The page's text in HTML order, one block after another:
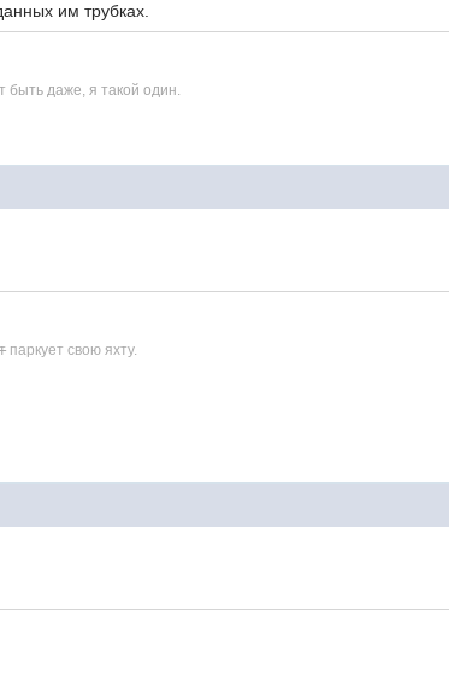
им трубках.
даже, я такой один.
паркует свою яхту.